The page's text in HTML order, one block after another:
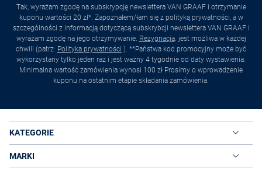
Tak, wyrażam zgodę na subskrypcję newslettera VAN GRAAF i otrzymanie
kuponu wartości 20 zł*. Zapoznałem/łam się z polityką prywatności, a w
szczególności z informacją dotyczącą subskrybcji newslettera VAN GRAAF i
wyrażam zgodę na jego otrzymywanie. Rezygnacja. jest możliwa w każdej
chwili (patrz: Polityka prywatności ). **Państwa kod promocyjny może być
wykorzystany tylko jeden raz i jest ważny 4 tygodnie od daty wystawienia.
Minimalna wartość zamówienia wynosi 100 zł Prosimy o wprowadzenie
kuponu na ostatnim etapie składania zamówienia.
KATEGORIE
MARKI